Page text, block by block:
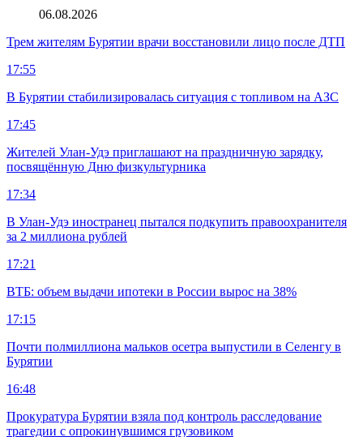
06.08.2026
Трем жителям Бурятии врачи восстановили лицо после ДТП
17:55
В Бурятии стабилизировалась ситуация с топливом на АЗС
17:45
Жителей Улан-Удэ приглашают на праздничную зарядку,
посвящённую Дню физкультурника
17:34
В Улан-Удэ иностранец пытался подкупить правоохранителя
за 2 миллиона рублей
17:21
ВТБ: объем выдачи ипотеки в России вырос на 38%
17:15
Почти полмиллиона мальков осетра выпустили в Селенгу в
Бурятии
16:48
Прокуратура Бурятии взяла под контроль расследование
трагедии с опрокинувшимся грузовиком